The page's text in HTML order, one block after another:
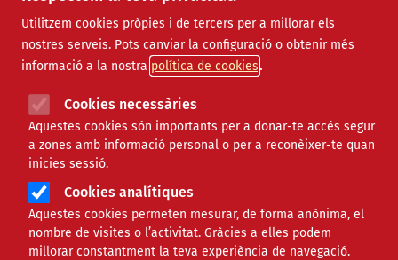
Utilitzem cookies pròpies i de tercers per a millorar els
nostres serveis. Pots canviar la configuració o obtenir més
informació a la nostra política de cookies
Cookies necessàries
Aquestes cookies són importants per a donar-te accés segur
a zones amb informació personal o per a reconèixer-te quan
inicies sessió.
Cookies analítiques
Aquestes cookies permeten mesurar, de forma anònima, el
nombre de visites o l’activitat. Gràcies a elles podem
millorar constantment la teva experiència de navegació.
Recursos
Tots | Econòmic | Jurídic | Projectes | Tecnològic |
Formació | Finançament | Biblioteca |
Ofertes de feina
Webinars
Àmbit
Guia bàsica de Canva